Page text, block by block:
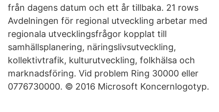
från dagens datum och ett år tillbaka. 21 rows
Avdelningen för regional utveckling arbetar med
regionala utvecklingsfrågor kopplat till
samhällsplanering, näringslivsutveckling,
kollektivtrafik, kulturutveckling, folkhälsa och
marknadsföring. Vid problem Ring 30000 eller
0776730000. © 2016 Microsoft Koncernlogotyp.